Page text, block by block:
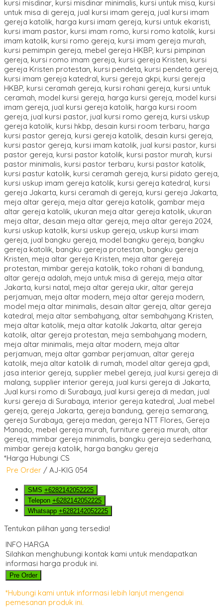
*Harga Hubungi CS
Pre Order / AJ-KIG 054
SMS +6282142052225
Telepon +6282142052225
Whatsapp +6282142052225
Tentukan pilihan yang tersedia!
INFO HARGA
Silahkan menghubungi kontak kami untuk mendapatkan
informasi harga produk ini.
Pre Order
*Hubungi kami untuk informasi lebih lanjut mengenai
pemesanan produk ini.